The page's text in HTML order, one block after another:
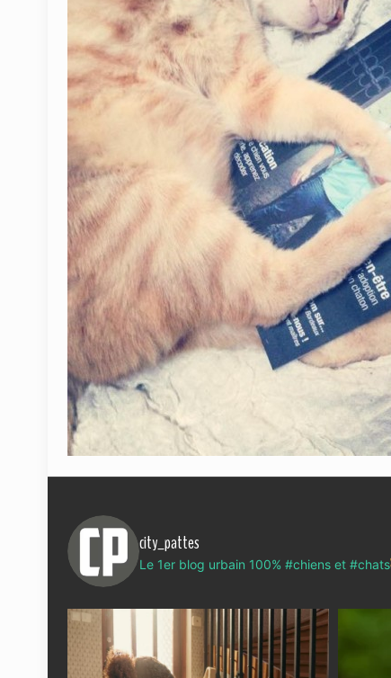
city_pattes
Le 1er blog urbain 100% #chiens et #chats